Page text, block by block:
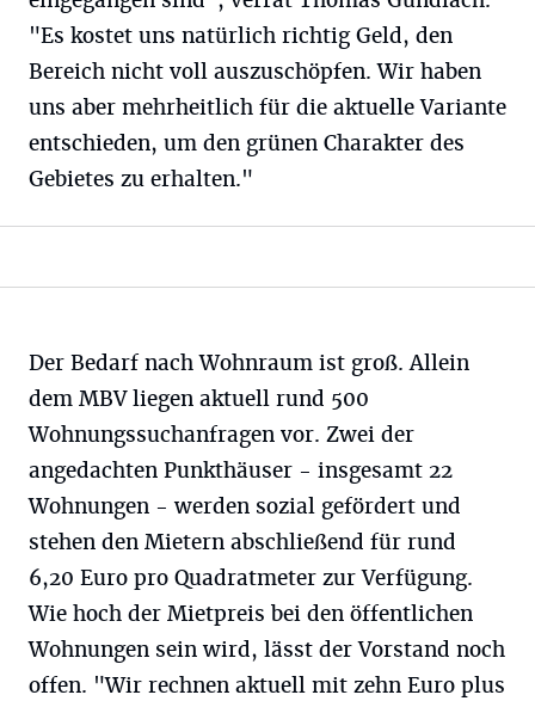
"Es kostet uns natürlich richtig Geld, den
Bereich nicht voll auszuschöpfen. Wir haben
uns aber mehrheitlich für die aktuelle Variante
entschieden, um den grünen Charakter des
Gebietes zu erhalten."
Der Bedarf nach Wohnraum ist groß. Allein
dem MBV liegen aktuell rund 500
Wohnungssuchanfragen vor. Zwei der
angedachten Punkthäuser - insgesamt 22
Wohnungen - werden sozial gefördert und
stehen den Mietern abschließend für rund
6,20 Euro pro Quadratmeter zur Verfügung.
Wie hoch der Mietpreis bei den öffentlichen
Wohnungen sein wird, lässt der Vorstand noch
offen. "Wir rechnen aktuell mit zehn Euro plus